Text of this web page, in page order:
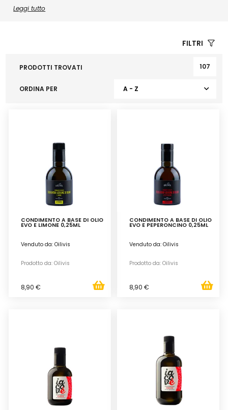
Leggi tutto
FILTRI
PRODOTTI TROVATI 107
ORDINA PER A - Z
CONDIMENTO A BASE DI OLIO
EVO E LIMONE 0,25ML
Venduto da: Oilivis
Prodotto da: Oilivis
8,90 €
CONDIMENTO A BASE DI OLIO
EVO E PEPERONCINO 0,25ML
Venduto da: Oilivis
Prodotto da: Oilivis
8,90 €